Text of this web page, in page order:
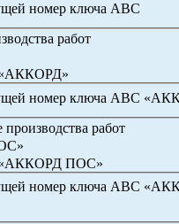
номер ключа АВС
работ
номер ключа АВС
работ
«АККОРД ПОС»
номер ключа АВС